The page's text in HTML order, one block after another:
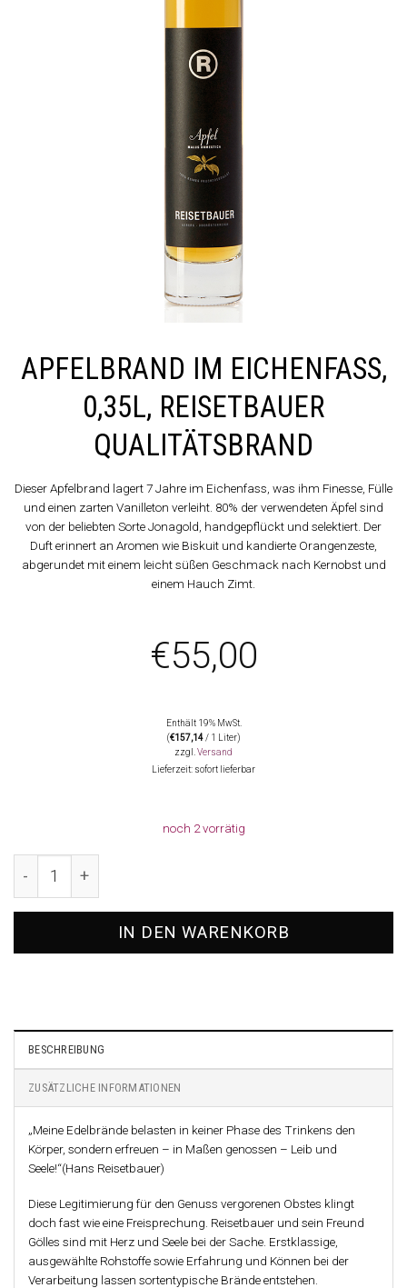
APFELBRAND IM EICHENFASS,
0,35L, REISETBAUER
QUALITÄTSBRAND
Dieser Apfelbrand lagert 7 Jahre im Eichenfass, was ihm Finesse, Fülle
und einen zarten Vanilleton verleiht. 80% der verwendeten Äpfel sind
von der beliebten Sorte Jonagold, handgepflückt und selektiert. Der
Duft erinnert an Aromen wie Biskuit und kandierte Orangenzeste,
abgerundet mit einem leicht süßen Geschmack nach Kernobst und
einem Hauch Zimt.
€55,00
Enthält 19% MwSt.
(€157,14/ 1 Liter)
zzgl.Versand
Lieferzeit: sofort lieferbar
noch 2 vorrätig
IN DEN WARENKORB
BESCHREIBUNG
ZUSÄTZLICHE INFORMATIONEN
„Meine Edelbrände belasten in keiner Phase des Trinkens den
Körper, sondern erfreuen – in Maßen genossen – Leib und
Seele!“(Hans Reisetbauer)
Diese Legitimierung für den Genuss vergorenen Obstes klingt
doch fast wie eine Freisprechung. Reisetbauer und sein Freund
Gölles sind mit Herz und Seele bei der Sache. Erstklassige,
ausgewählte Rohstoffe sowie Erfahrung und Können bei der
Verarbeitung lassen sortentypische Brände entstehen.